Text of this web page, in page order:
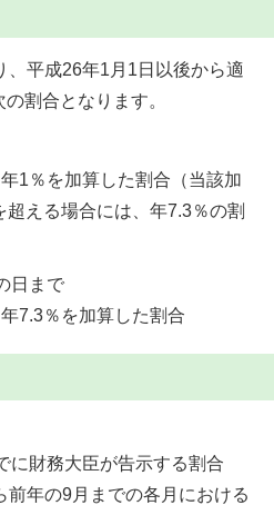
、平成26年1月1日以後から適
割合となります。
1％を加算した割合（当該加
える場合には、年7.3％の割
日まで
7.3％を加算した割合
に財務大臣が告示する割合
前年の9月までの各月における